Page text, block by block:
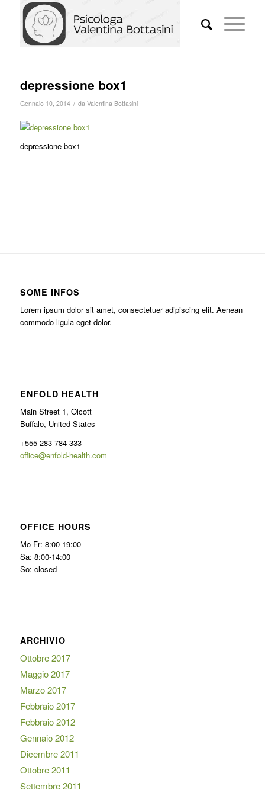
depressione box1
Gennaio 10, 2014 / da Valentina Bottasini
depressione box1
SOME INFOS
Lorem ipsum dolor sit amet, consectetuer adipiscing elit. Aenean
commodo ligula eget dolor.
ENFOLD HEALTH
Main Street 1, Olcott
Buffalo, United States
+555 283 784 333
office@enfold-health.com
OFFICE HOURS
Mo-Fr: 8:00-19:00
Sa: 8:00-14:00
So: closed
ARCHIVIO
Ottobre 2017
Maggio 2017
Marzo 2017
Febbraio 2017
Febbraio 2012
Gennaio 2012
Dicembre 2011
Ottobre 2011
Settembre 2011